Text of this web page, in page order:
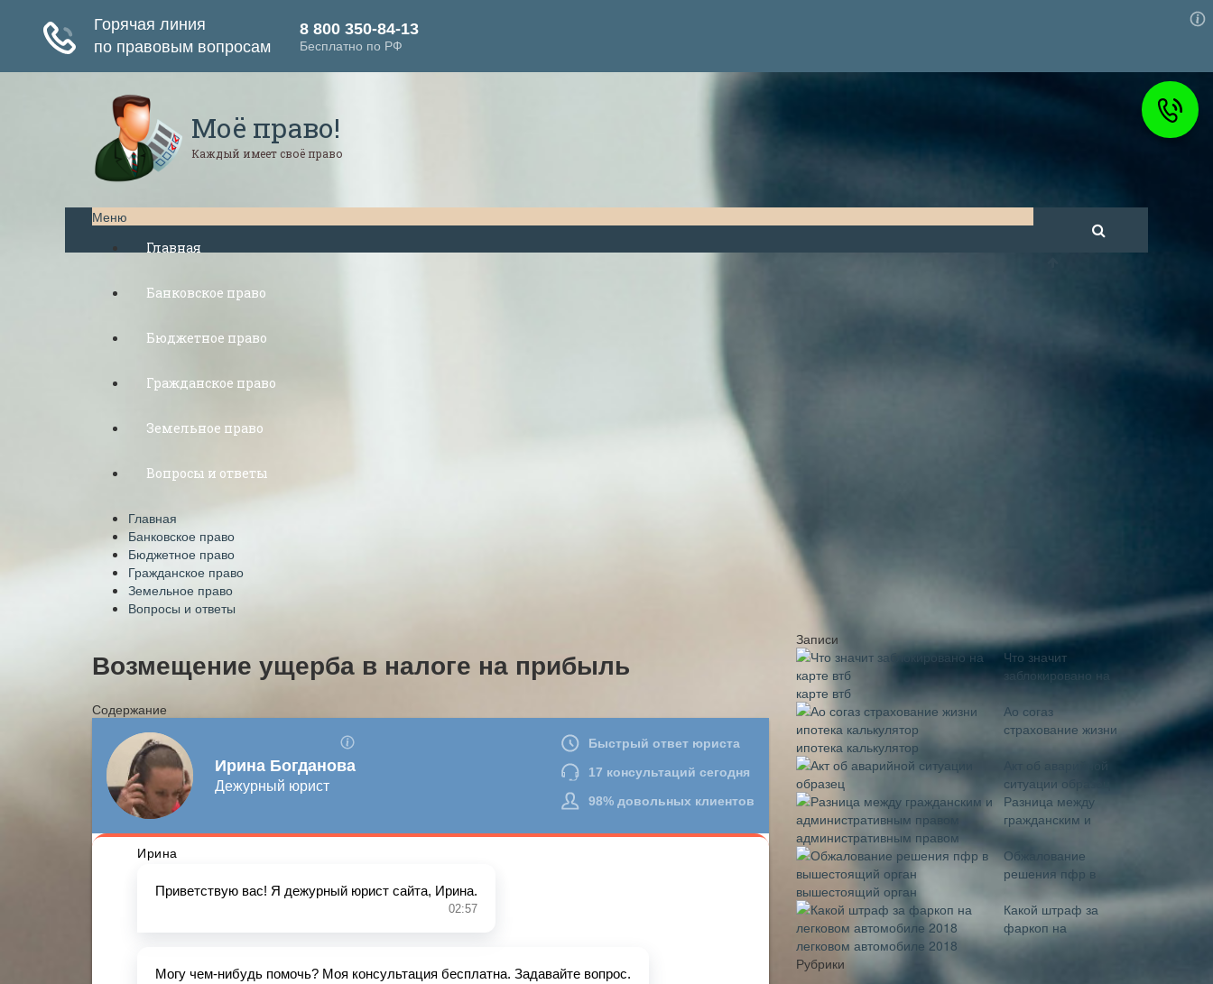
Моё право!
Каждый имеет своё право
Меню
Главная
Банковское право
Бюджетное право
Гражданское право
Земельное право
Вопросы и ответы
Главная
Банковское право
Бюджетное право
Гражданское право
Земельное право
Вопросы и ответы
Возмещение ущерба в налоге на прибыль
Содержание
Записи
Что значит
заблокировано на
карте втб
Ао согаз
страхование жизни
ипотека калькулятор
Акт об аварийной
ситуации образец
Разница между
гражданским и
административным правом
Обжалование
решения пфр в
вышестоящий орган
Какой штраф за
фаркоп на
легковом автомобиле 2018
Рубрики